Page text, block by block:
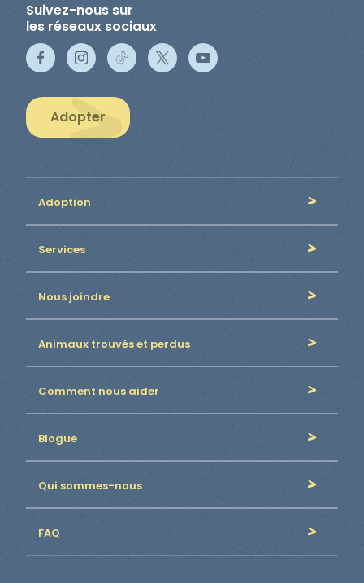
Suivez-nous sur
les réseaux sociaux
Adopter
Adoption
Services
Nous joindre
Animaux trouvés et perdus
Comment nous aider
Blogue
Qui sommes-nous
FAQ